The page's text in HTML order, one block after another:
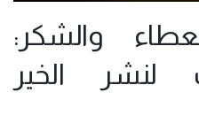
والشكر:
لنشر الخير